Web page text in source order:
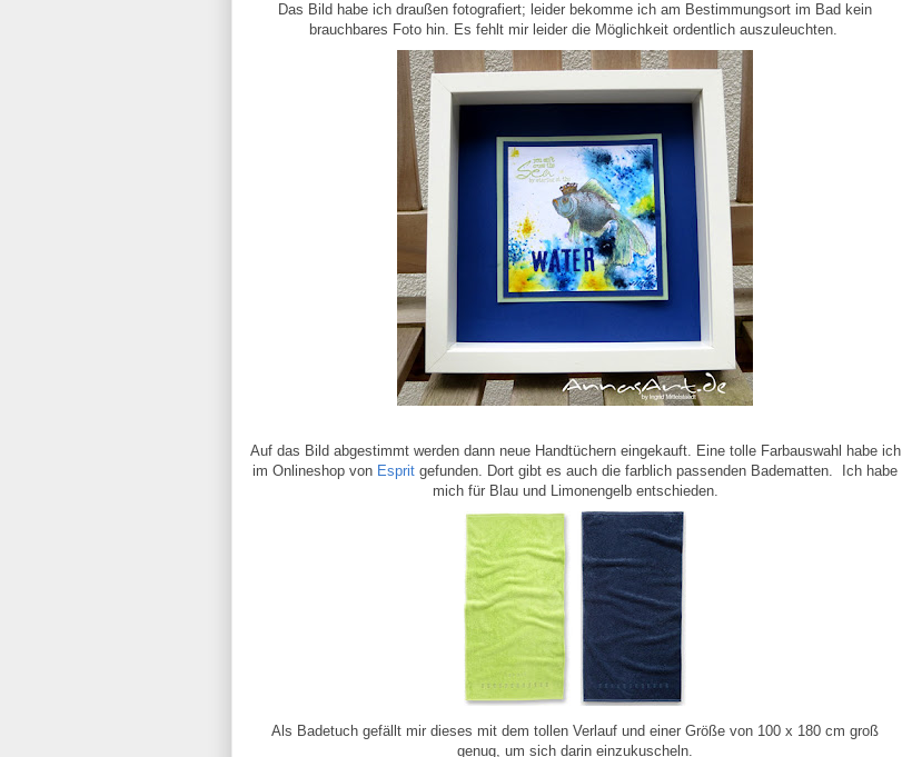
Das Bild habe ich draußen fotografiert; leider bekomme ich am Bestimmungsort im Bad kein
brauchbares Foto hin. Es fehlt mir leider die Möglichkeit ordentlich auszuleuchten.
Auf das Bild abgestimmt werden dann neue Handtüchern eingekauft. Eine tolle Farbauswahl habe ich
im Onlineshop von Esprit gefunden. Dort gibt es auch die farblich passenden Badematten. Ich habe
mich für Blau und Limonengelb entschieden.
Als Badetuch gefällt mir dieses mit dem tollen Verlauf und einer Größe von 100 x 180 cm groß
genug, um sich darin einzukuscheln.